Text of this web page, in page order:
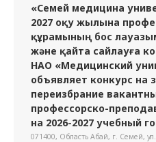
«Семей медицина
2027 оқу жылына
құрамының бос
және қайта сайлауға
НАО «Медицинский
объявляет конкурс на
переизбрание
профессорско-
на 2026-2027 учебный
071400, Область Абай, г. Семей,